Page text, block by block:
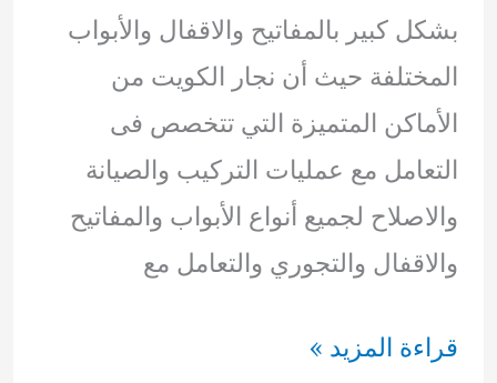
بشكل كبير بالمفاتيح والاقفال والأبواب
المختلفة حيث أن نجار الكويت من
الأماكن المتميزة التي تتخصص فى
التعامل مع عمليات التركيب والصيانة
والاصلاح لجميع أنواع الأبواب والمفاتيح
والاقفال والتجوري والتعامل مع
نجار
قراءة المزيد »